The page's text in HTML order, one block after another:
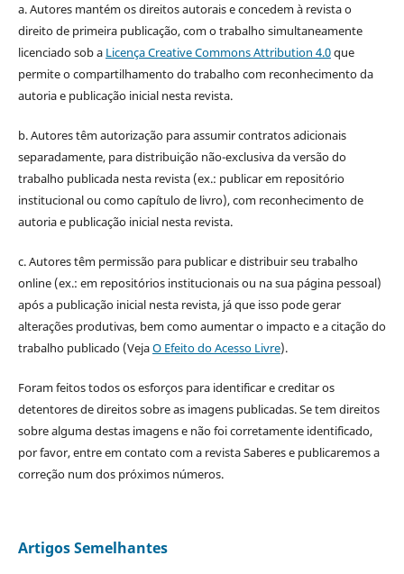
a. Autores mantém os direitos autorais e concedem à revista o
direito de primeira publicação, com o trabalho simultaneamente
licenciado sob a Licença Creative Commons Attribution 4.0que
permite o compartilhamento do trabalho com reconhecimento da
autoria e publicação inicial nesta revista.
b. Autores têm autorização para assumir contratos adicionais
separadamente, para distribuição não-exclusiva da versão do
trabalho publicada nesta revista (ex.: publicar em repositório
institucional ou como capítulo de livro), com reconhecimento de
autoria e publicação inicial nesta revista.
c. Autores têm permissão para publicar e distribuir seu trabalho
online (ex.: em repositórios institucionais ou na sua página pessoal)
após a publicação inicial nesta revista, já que isso pode gerar
alterações produtivas, bem como aumentar o impacto e a citação do
trabalho publicado (VejaO Efeito do Acesso Livre).
Foram feitos todos os esforços para identificar e creditar os
detentores de direitos sobre as imagens publicadas. Se tem direitos
sobre alguma destas imagens e não foi corretamente identificado,
por favor, entre em contato com a revista Saberes e publicaremos a
correção num dos próximos números.
Artigos Semelhantes